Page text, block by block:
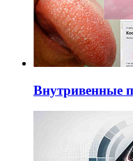
Внутривенные